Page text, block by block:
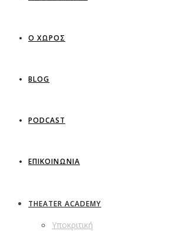
Ο ΧΩΡΟΣ
BLOG
PODCAST
ΕΠΙΚΟΙΝΩΝΙΑ
THEATER ACADEMY
Υποκριτική